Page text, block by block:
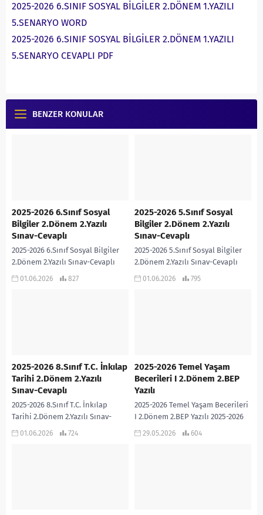
2025-2026 6.SINIF SOSYAL BİLGİLER 2.DÖNEM 1.YAZILI
5.SENARYO WORD
2025-2026 6.SINIF SOSYAL BİLGİLER 2.DÖNEM 1.YAZILI
5.SENARYO CEVAPLI PDF
BENZER KONULAR
2025-2026 6.Sınıf Sosyal
Bilgiler 2.Dönem 2.Yazılı
Sınav-Cevaplı
2025-2026 6.Sınıf Sosyal Bilgiler
2.Dönem 2.Yazılı Sınav-Cevaplı
Hanife Saraç PÜRÇEK
01.06.2026 827
2025-2026 5.Sınıf Sosyal
Bilgiler 2.Dönem 2.Yazılı
Sınav-Cevaplı
2025-2026 5.Sınıf Sosyal Bilgiler
2.Dönem 2.Yazılı Sınav-Cevaplı
Hanife Saraç PÜRÇEK
01.06.2026 795
2025-2026 8.Sınıf T.C. İnkılap
Tarihi 2.Dönem 2.Yazılı
Sınav-Cevaplı
2025-2026 8.Sınıf T.C. İnkılap
Tarihi 2.Dönem 2.Yazılı Sınav-
Cevaplı Hanife Saraç PÜRÇEK
01.06.2026 724
2025-2026 Temel Yaşam
Becerileri I 2.Dönem 2.BEP
Yazılı
2025-2026 Temel Yaşam Becerileri
I 2.Dönem 2.BEP Yazılı 2025-2026
Temel Yaşam Becerileri I dersi
29.05.2026 604